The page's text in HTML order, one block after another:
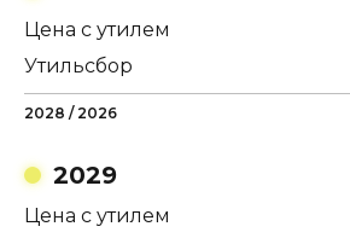
Цена с утилем
Утильсбор
2028 / 2026
2029
Цена с утилем